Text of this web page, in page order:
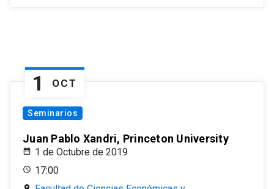
1 OCT
Seminarios
Juan Pablo Xandri, Princeton University
1 de Octubre de 2019
17:00